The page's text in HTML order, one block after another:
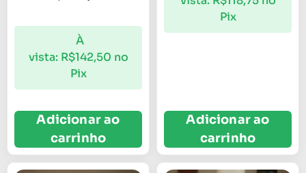
À
vista: R$142,50 no
Pix
Adicionar ao
carrinho
Pix
Adicionar ao
carrinho